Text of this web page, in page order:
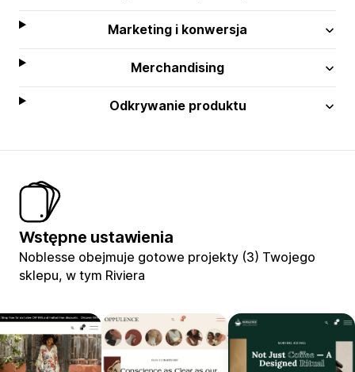
Marketing i konwersja
Merchandising
Odkrywanie produktu
Wstępne ustawienia
Noblesse obejmuje gotowe projekty (3) Twojego
sklepu, w tym Riviera